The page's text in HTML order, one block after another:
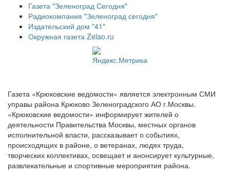
Газета "Зеленоград Сегодня"
Радиокомпания "Зеленоград сегодня"
Издательский дом "41"
Окружная газета Zelao.ru
Газета «Крюковские ведомости» является электронным СМИ
управы района Крюково Зеленоградского АО г.Москвы.
«Крюковские ведомости» информирует жителей о
деятельности Правительства Москвы, местных органов
исполнительной власти, рассказывает о событиях,
происходящих в районе, о ветеранах, людях труда,
творческих коллективах, освещает и анонсирует культурные,
развлекательные и спортивные мероприятия района.